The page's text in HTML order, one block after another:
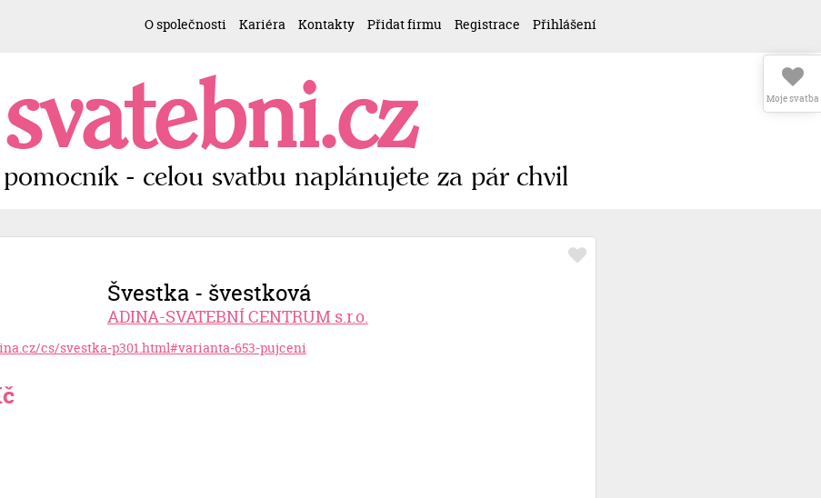
O společnosti Kariéra Kontakty Přidat firmu Registrace Přihlášení
svatebni.cz
- celou svatbu naplánujete za pár chvil
Švestka - švestková
ADINA-SVATEBNÍ CENTRUM s.r.o.
cs/svestka-p301.html#varianta-653-pujceni
Moje svatba